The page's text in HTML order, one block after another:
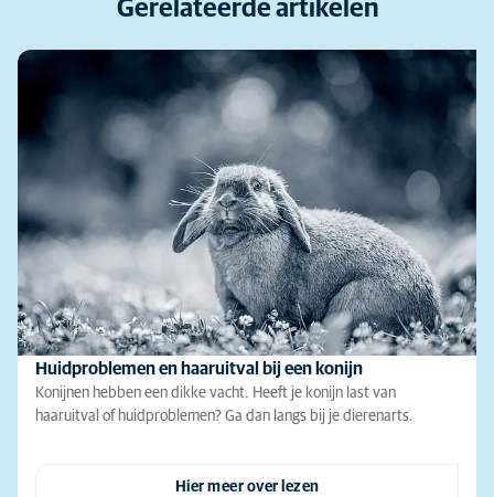
Gerelateerde artikelen
Huidproblemen en haaruitval bij een konijn
Konijnen hebben een dikke vacht. Heeft je konijn last van
haaruitval of huidproblemen? Ga dan langs bij je dierenarts.
Hier meer over lezen